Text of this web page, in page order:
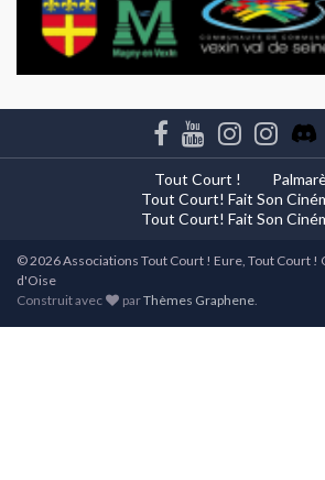
Tout Court !
Tout Court! Fait Son
Tout Court! Fait Son
© 2026 Associations Tout Court ! Eure, Tout Court !
d'Oise
Construit avec
parThèmes Graphene.